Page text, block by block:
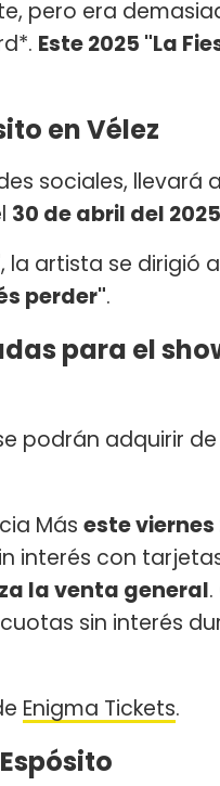
pero era
Este 2025 "La
en Vélez
sociales, llevará
30 de abril del 2025
la artista se dirigió
perder".
para el
podrán adquirir
Más este viernes
interés con
la venta general
sin interés
Enigma Tickets.